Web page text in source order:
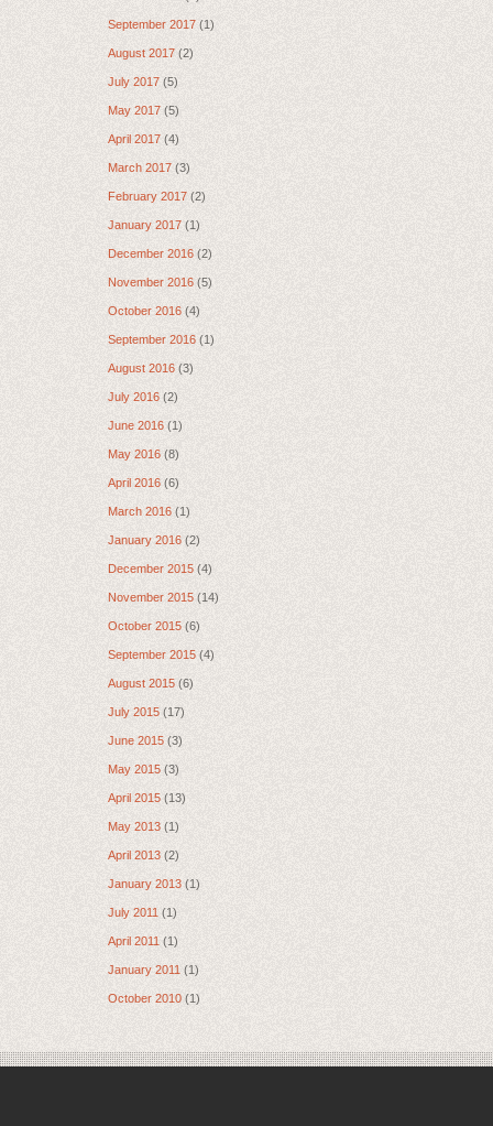
September 2017 (1)
August 2017 (2)
July 2017 (5)
May 2017 (5)
April 2017 (4)
March 2017 (3)
February 2017 (2)
January 2017 (1)
December 2016 (2)
November 2016 (5)
October 2016 (4)
September 2016 (1)
August 2016 (3)
July 2016 (2)
June 2016 (1)
May 2016 (8)
April 2016 (6)
March 2016 (1)
January 2016 (2)
December 2015 (4)
November 2015 (14)
October 2015 (6)
September 2015 (4)
August 2015 (6)
July 2015 (17)
June 2015 (3)
May 2015 (3)
April 2015 (13)
May 2013 (1)
April 2013 (2)
January 2013 (1)
July 2011 (1)
April 2011 (1)
January 2011 (1)
October 2010 (1)